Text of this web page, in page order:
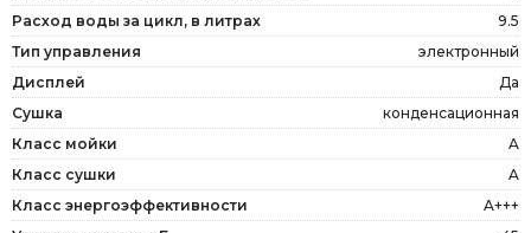
Расход воды за цикл, в литрах
9.5
Тип управления
электронный
Дисплей
Да
Сушка
конденсационная
Класс мойки
A
Класс сушки
A
Класс энергоэффективности
A+++